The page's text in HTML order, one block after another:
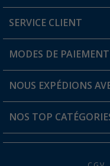
Devenir revendeur
Mon compte
Carte de fidélité Berger
SERVICE CLIENT
FAQ et contact
Informations sur
Statut de la commande
MODES DE PAIEMENT
NOUS EXPÉDIONS
NOS TOP